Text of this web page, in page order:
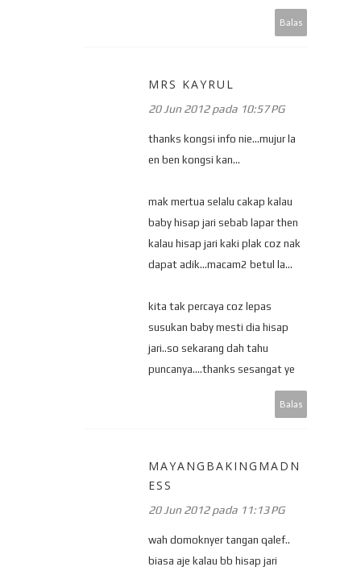
Balas
MRS KAYRUL
20 Jun 2012 pada 10:57 PG
thanks kongsi info nie...mujur la
en ben kongsi kan...
mak mertua selalu cakap kalau
baby hisap jari sebab lapar then
kalau hisap jari kaki plak coz nak
dapat adik...macam2 betul la...
kita tak percaya coz lepas
susukan baby mesti dia hisap
jari..so sekarang dah tahu
puncanya....thanks sesangat ye
Balas
MAYANGBAKINGMADN
ESS
20 Jun 2012 pada 11:13 PG
wah domoknyer tangan qalef..
biasa aje kalau bb hisap jari